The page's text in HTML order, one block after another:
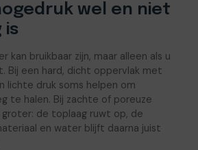
wel en niet
is
kan bruikbaar zijn, maar alleen als u
Bij een hard, dicht oppervlak met
lichte druk soms helpen om
te halen. Bij zachte of poreuze
de toplaag ruwt op, de
en water blijft daarna juist